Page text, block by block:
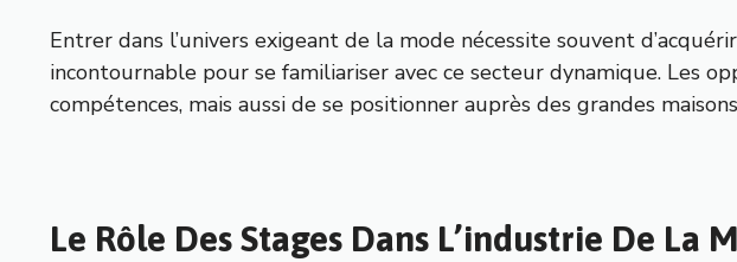
Entrer dans l’univers exigeant de la mode nécessite souvent
incontournable pour se familiariser avec ce secteur dynamique. Les
compétences, mais aussi de se positionner auprès des grandes
Le Rôle Des Stages Dans L’industrie De La